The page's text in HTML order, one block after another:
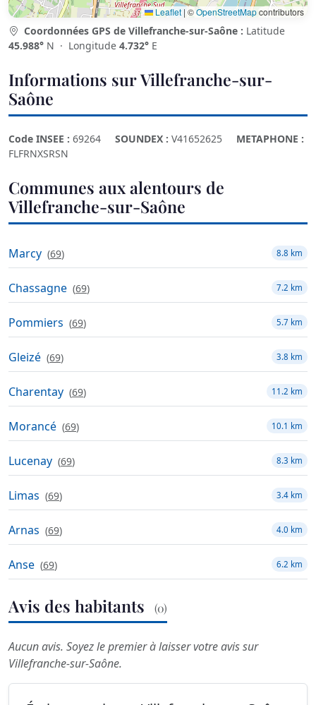
Leaflet | ©OpenStreetMapcontributors
Coordonnées GPS de Villefranche-sur-Saône : Latitude
45.988° N · Longitude 4.732° E
Informations sur Villefranche-sur-
Saône
Code INSEE : 69264 SOUNDEX : V41652625
METAPHONE :
FLFRNXSRSN
Communes aux alentours de
Villefranche-sur-Saône
Marcy (69) 8.8 km
Chassagne (69) 7.2 km
Pommiers (69) 5.7 km
Gleizé (69) 3.8 km
Charentay (69) 11.2 km
Morancé (69) 10.1 km
Lucenay (69) 8.3 km
Limas (69) 3.4 km
Arnas (69) 4.0 km
Anse (69) 6.2 km
Avis des habitants (0)
Aucun avis. Soyez le premier à laisser votre avis sur
Villefranche-sur-Saône.